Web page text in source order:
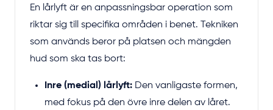
En lårlyft är en anpassningsbar operation som
riktar sig till specifika områden i benet. Tekniken
som används beror på platsen och mängden
hud som ska tas bort:
Inre (medial) lårlyft: Den vanligaste formen,
med fokus på den övre inre delen av låret.